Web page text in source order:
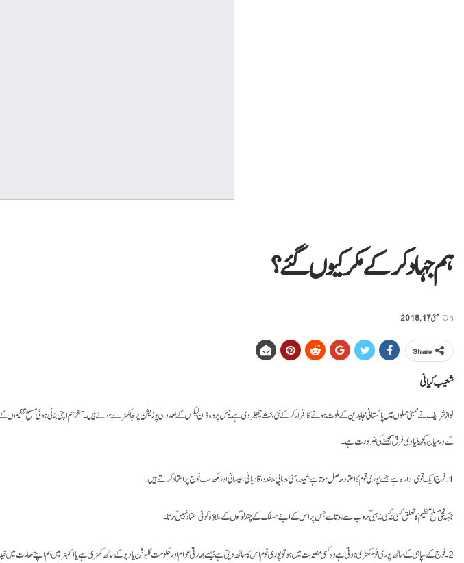
ہم جہاد کر کے مکر کیوں گئے؟
On مئی 17, 2018
Share
شعیب کیانی
نواز شریف نے ممبئی حملوں میں پاکستانی مجاہدین کے ملوث ہونے کا اقرار کر کے نئی بحث چھیڑ دی ہے۔ جس پر وہ ڈان لیکس کے بعد والی پوزیشن پر جا کھڑے ہوئے ہیں۔ آخر ہم اپنی بنائی ہوئی مسلح تنظیموں
کے درمیان کچھ بنیادی فرق سمجھنے کی ضرورت ہے۔
1۔ فوج ایک قومی ادارہ ہے جسے پوری قوم کا اعتماد حاصل ہوتا ہے شیعہ، سنی، وہابی، ہندو، قادیانی، عیسائی اور سکھ سب فوج پر اعتماد کرتے ہیں۔
جبکہ نجی مسلح تنظیم کا تعلق کسی نہ کسی مذہبی گروپ سے ہوتا ہے جس پر اس کے اپنے مسلک کے چند لوگوں کے علاؤہ کوئی اعتماد نہیں کرتا۔
2۔ فوج کے سپاہی کے ساتھ پوری قوم کھڑی ہوتی ہے وہ کسی مصیبت میں ہو تو پوری قوم اس کا ساتھ دیتی ہے جیسے بھارتی عوام اور حکومت کلبوشن یادیو کے ساتھ کھڑی ہے یا اکہتر میں ہم اپنے بھارت میں قید نوے ہزار فوجیوں کے ساتھ کھڑے تھے۔